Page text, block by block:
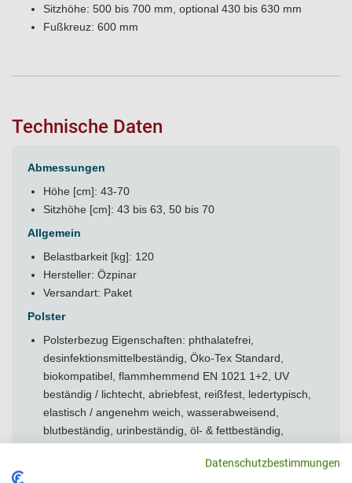
Sitzhöhe: 500 bis 700 mm, optional 430 bis 630 mm
Fußkreuz: 600 mm
Technische Daten
Abmessungen
Höhe [cm]: 43-70
Sitzhöhe [cm]: 43 bis 63, 50 bis 70
Allgemein
Belastbarkeit [kg]: 120
Hersteller: Özpinar
Versandart: Paket
Polster
Polsterbezug Eigenschaften: phthalatefrei,
desinfektionsmittelbeständig, Öko-Tex Standard,
biokompatibel, flammhemmend EN 1021 1+2, UV
beständig / lichtecht, abriebfest, reißfest, ledertypisch,
elastisch / angenehm weich, wasserabweisend,
blutbeständig, urinbeständig, öl- & fettbeständig,
vegan, antimikrobiell / antibakteriell oder antimykotisch
Datenschutzbestimmungen